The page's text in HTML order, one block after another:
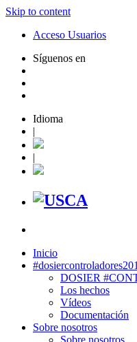
Skip to content
Acceso Usuarios
Síguenos en
Idioma
|
|
Inicio
DOSIER
Los hechos
Vídeos
Documentación
Sobre nosotros
Sobre nosotros